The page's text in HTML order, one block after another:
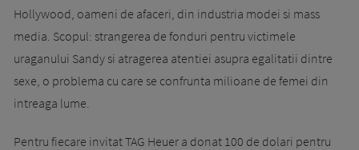
Hollywood, oameni de afaceri, din industria modei si mass
media. Scopul: strangerea de fonduri pentru victimele
uraganului Sandy si atragerea atentiei asupra egalitatii dintre
sexe, o problema cu care se confrunta milioane de femei din
intreaga lume.
Pentru fiecare invitat TAG Heuer a donat 100 de dolari pentru